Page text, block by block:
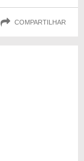
COMPARTILHAR